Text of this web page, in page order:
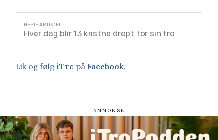
Hver dag blir 13 kristne drept for sin tro
Lik og følg iTro på Facebook.